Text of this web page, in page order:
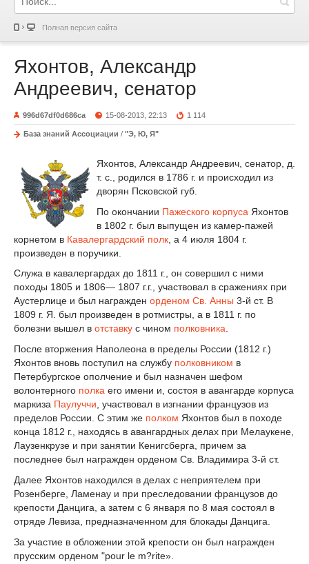
Полная версия сайта
Яхонтов, Александр
Андреевич, сенатор
996d67df0d686ca 15-08-2013, 22:13 1 114
База знаний Ассоциации / "Э, Ю, Я"
Яхонтов, Александр Андреевич, сенатор, д.
т. с., родился в 1786 г. и происходил из
дворян Псковской губ.
По окончании Пажеского корпуса Яхонтов
в 1802 г. был выпущен из камер-пажей
корнетом в Кавалергардский полк , а 4 июля 1804 г.
произведен в поручики.
Служа в кавалергардах до 1811 г., он совершил с ними
походы 1805 и 1806— 1807 г.г., участвовал в сражениях при
Аустерлице и был награжден орденом Св. Анны 3-й ст. В
1809 г. Я. был произведен в ротмистры, а в 1811 г. по
болезни вышел в отставку с чином полковника.
После вторжения Наполеона в пределы России (1812 г.)
Яхонтов вновь поступил на службу полковником в
Петербургское ополчение и был назначен шефом
волонтерного полка его имени и, состоя в авангарде корпуса
маркиза Паулуччи , участвовал в изгнании французов из
пределов России. С этим же полком Яхонтов был в походе
конца 1812 г., находясь в авангардных делах при Мелаукене,
Лаузенкрузе и при занятии Кенигсберга, причем за
последнее был награжден орденом Св. Владимира 3-й ст.
Далее Яхонтов находился в делах с неприятелем при
Розенберге, Ламенау и при преследовании французов до
крепости Данцига, а затем с 6 января по 8 мая состоял в
отряде Левиза, предназначенном для блокады Данцига.
За участие в обложении этой крепости он был награжден
прусским орденом "pour le m?rite».